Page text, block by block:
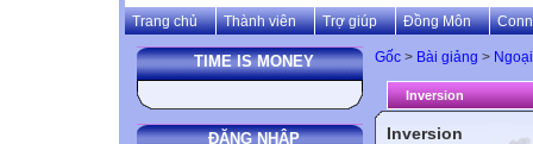
Trang chủ Thành viên Trợ giúp Đồng Môn
TIME IS MONEY
ĐĂNG NHẬP
Gốc > Bài giảng >
Inversion
Inversion